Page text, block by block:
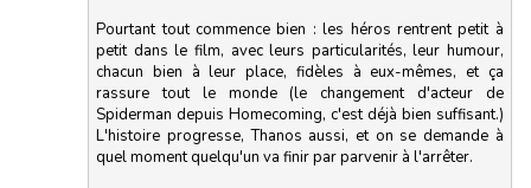
Pourtant tout commence bien : les héros rentrent petit à
petit dans le film, avec leurs particularités, leur humour,
chacun bien à leur place, fidèles à eux-mêmes, et ça
rassure tout le monde (le changement d'acteur de
Spiderman depuis Homecoming, c'est déjà bien suffisant.)
L'histoire progresse, Thanos aussi, et on se demande à
quel moment quelqu'un va finir par parvenir à l'arrêter.